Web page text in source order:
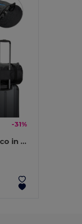
-31%
Borsone sportiva cilindrico in poliestere riciclato 600D ad alta densità con scomparto laterale per le scarpe